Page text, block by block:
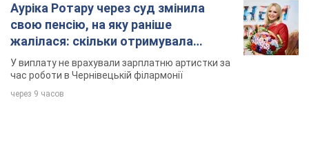
Ауріка Ротару через суд змінила
свою пенсію, на яку раніше
жалілася: скільки отримувала
співачка
У виплату не врахували зарплатню артистки за
час роботи в Чернівецькій філармонії
через 9 часов